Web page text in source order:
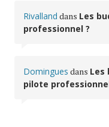
Rivalland dans Les
professionnel ?
Domingues dans Les
pilote